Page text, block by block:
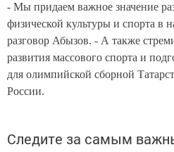
- Мы придаем важное значение
физической культуры и спорта в
разговор Абызов. - А также
развития массового спорта и
для олимпийской сборной
России.
Следите за самым